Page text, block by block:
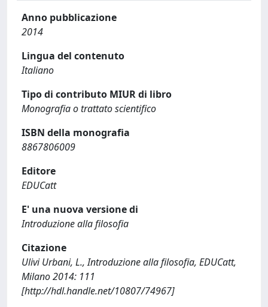
Anno pubblicazione
2014
Lingua del contenuto
Italiano
Tipo di contributo MIUR di libro
Monografia o trattato scientifico
ISBN della monografia
8867806009
Editore
EDUCatt
E' una nuova versione di
Introduzione alla filosofia
Citazione
Ulivi Urbani, L., Introduzione alla filosofia, EDUCatt,
Milano 2014: 111
[http://hdl.handle.net/10807/74967]